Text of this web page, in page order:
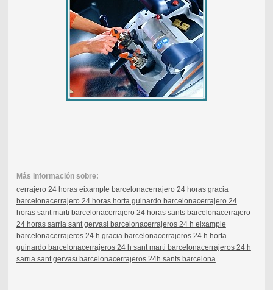
Más información sobre:
cerrajero 24 horas eixample barcelonacerrajero 24 horas gracia
barcelonacerrajero 24 horas horta guinardo barcelonacerrajero 24
horas sant marti barcelonacerrajero 24 horas sants barcelonacerrajero
24 horas sarria sant gervasi barcelonacerrajeros 24 h eixample
barcelonacerrajeros 24 h gracia barcelonacerrajeros 24 h horta
guinardo barcelonacerrajeros 24 h sant marti barcelonacerrajeros 24 h
sarria sant gervasi barcelonacerrajeros 24h sants barcelona